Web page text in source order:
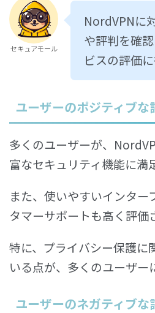
セキュアモール
NordVPNに
や評判を確
ビスの評価に
ユーザーのポジティブな
多くのユーザーが、
富なセキュリティ機能に満
また、使いやすいインター
タマーサポートも高く評価
特に、プライバシー保護に
いる点が、多くのユーザー
ユーザーのネガティブな